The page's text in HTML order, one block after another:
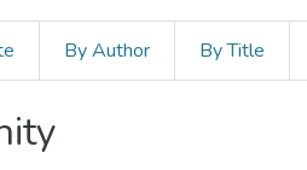
By Author By Title